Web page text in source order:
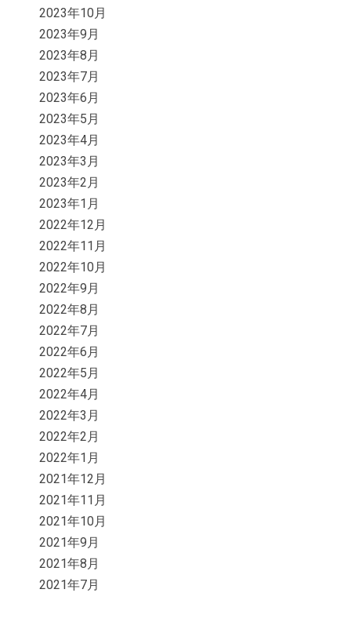
2023年10月
2023年9月
2023年8月
2023年7月
2023年6月
2023年5月
2023年4月
2023年3月
2023年2月
2023年1月
2022年12月
2022年11月
2022年10月
2022年9月
2022年8月
2022年7月
2022年6月
2022年5月
2022年4月
2022年3月
2022年2月
2022年1月
2021年12月
2021年11月
2021年10月
2021年9月
2021年8月
2021年7月